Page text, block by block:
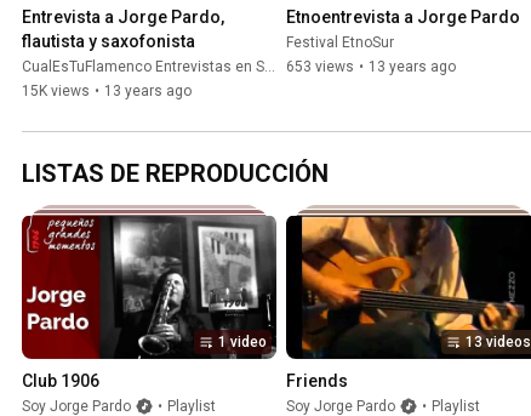
Entrevista a Jorge Pardo,
flautista y saxofonista
CualEsTuFlamenco Entrevistas en Sevilla
15K views • 13 years ago
Etnoentrevista a Jorge Pardo
Festival EtnoSur
653 views • 13 years ago
LISTAS DE REPRODUCCIÓN
1 video
Club 1906
Soy Jorge Pardo • Playlist
13 videos
Friends
Soy Jorge Pardo • Playlist